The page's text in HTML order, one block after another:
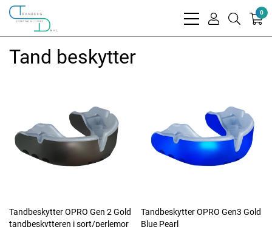
bars
user
search
0
Tand beskytter
Tandbeskytter OPRO Gen 2 Gold
tandbeskytteren i sort/perlemor
Tandbeskytter OPRO Gen3 Gold
Blue Pearl